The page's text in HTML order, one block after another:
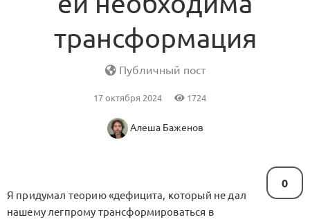
трансформация
Публичный пост
17 октября 2024 1724
Алеша Баженов
0
Я придумал теорию «дефицита, который не дал
нашему легпрому трансформироваться в